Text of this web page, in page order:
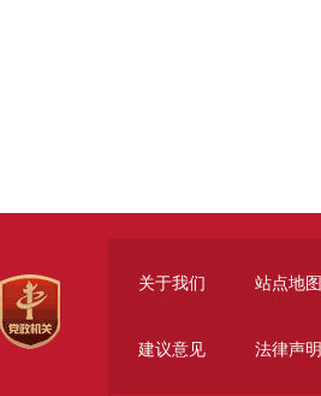
关于我们 站点地图
建议意见 法律声明